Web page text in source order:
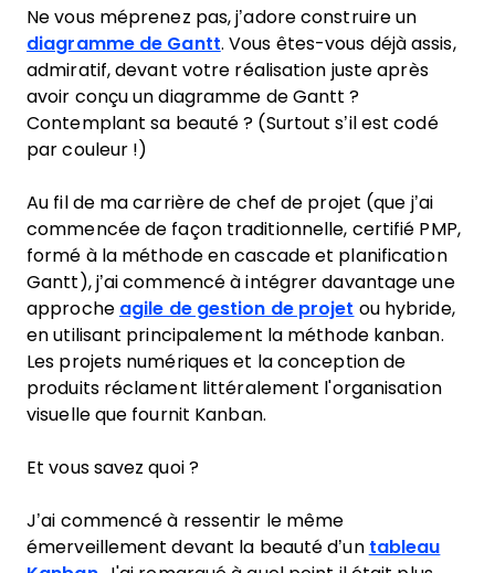
Ne vous méprenez pas, j’adore construire un
diagramme de Gantt. Vous êtes-vous déjà assis,
admiratif, devant votre réalisation juste après
avoir conçu un diagramme de Gantt ?
Contemplant sa beauté ? (Surtout s’il est codé
par couleur !)
Au fil de ma carrière de chef de projet (que j’ai
commencée de façon traditionnelle, certifié PMP,
formé à la méthode en cascade et planification
Gantt), j’ai commencé à intégrer davantage une
approche agile de gestion de projet ou hybride,
en utilisant principalement la méthode kanban.
Les projets numériques et la conception de
produits réclament littéralement l'organisation
visuelle que fournit Kanban.
Et vous savez quoi ?
J’ai commencé à ressentir le même
émerveillement devant la beauté d’un tableau